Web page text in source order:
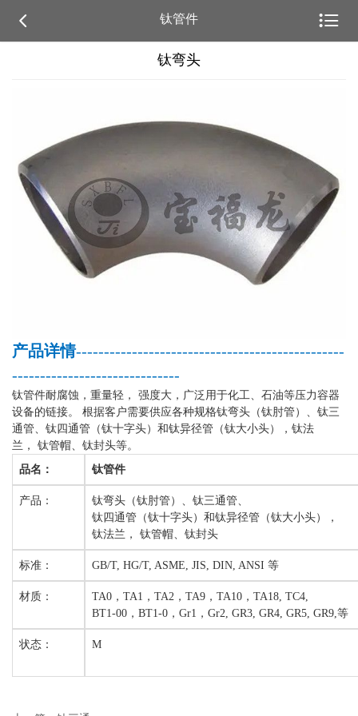
 钛管件 
钛弯头
产品详情------------------------------------------------
------------------------------
钛管件耐腐蚀，重量轻，
强度大，广泛用于化工、石油等压力容器
设备的链接。
根据客户需要供应各种规格钛弯头（钛肘管）、钛三
通管、钛四通管（钛十字头）和钛异径管（钛大小头），钛法
兰，
钛管帽、钛封头等。
品名：
钛管件
产品：
钛弯头（钛肘管）、钛三通管、
钛四通管（钛十字头）和钛异径管（钛大小头），
钛法兰， 钛管帽、钛封头
标准： GB/T, HG/T, ASME, JIS, DIN, ANSI 等
材质：
TA0，TA1，TA2，TA9，TA10，TA18, TC4,
BT1-00，BT1-0，Gr1，Gr2, GR3, GR4, GR5, GR9,等
状态： M